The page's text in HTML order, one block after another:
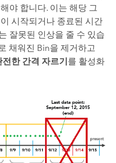
야 합니다. 이는 해당 그
시작되거나 종료된 시간
잘못된 인상을 줄 수 있습
채워진 Bin을 제거하고
전한 간격 자르기를 활성화